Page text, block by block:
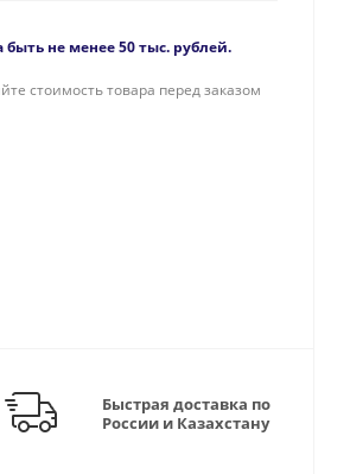
не менее 50 тыс. рублей.
стоимость товара перед заказом
Быстрая доставка по
России и Казахстану